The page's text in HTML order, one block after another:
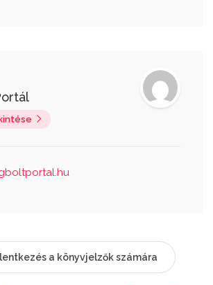
a könyvjelzők számára